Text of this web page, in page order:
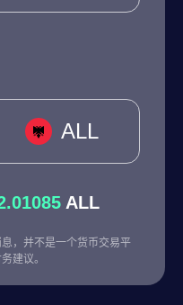
ALL
ALL
，并不是一个货币交易平
建议。